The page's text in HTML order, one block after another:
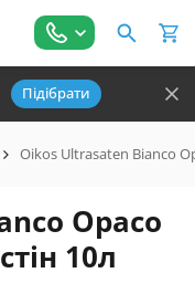
Підібрати
Oikos Ultrasaten Bianco
Opaco
10л